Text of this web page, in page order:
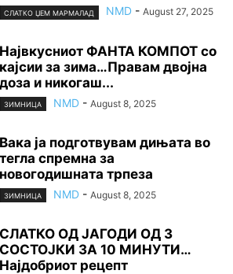
СЛАТКО ЏЕМ МАРМАЛАД NMD - August 27, 2025
Највкусниот ФАНТА КОМПОТ со
кајсии за зима…Правам двојна
доза и никогаш...
ЗИМНИЦА NMD - August 8, 2025
Вака ја подготвувам дињата во
тегла спремна за
новогодишната трпеза
ЗИМНИЦА NMD - August 8, 2025
СЛАТКО ОД ЈАГОДИ ОД 3
СОСТОЈКИ ЗА 10 МИНУТИ…
Најдобриот рецепт